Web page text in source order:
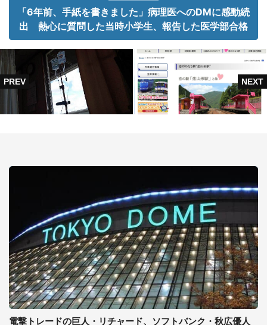
「6年前、手紙を書きました」病理医へのDMに感動続
出 熱心に質問した当時小学生、報告した医学部合格
電撃トレードの巨人・リチャード、ソフトバンク・秋広優人